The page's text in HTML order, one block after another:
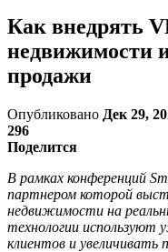
Как внедрять
недвижимости
продажи
Опубликовано Дек 29,
296
Поделится
В рамках конференций
партнером которой
недвижимости на
технологии используют
клиентов и увеличивать